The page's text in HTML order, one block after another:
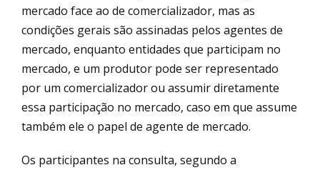
mercado face ao de comercializador, mas as
condições gerais são assinadas pelos agentes de
mercado, enquanto entidades que participam no
mercado, e um produtor pode ser representado
por um comercializador ou assumir diretamente
essa participação no mercado, caso em que assume
também ele o papel de agente de mercado.
Os participantes na consulta, segundo a